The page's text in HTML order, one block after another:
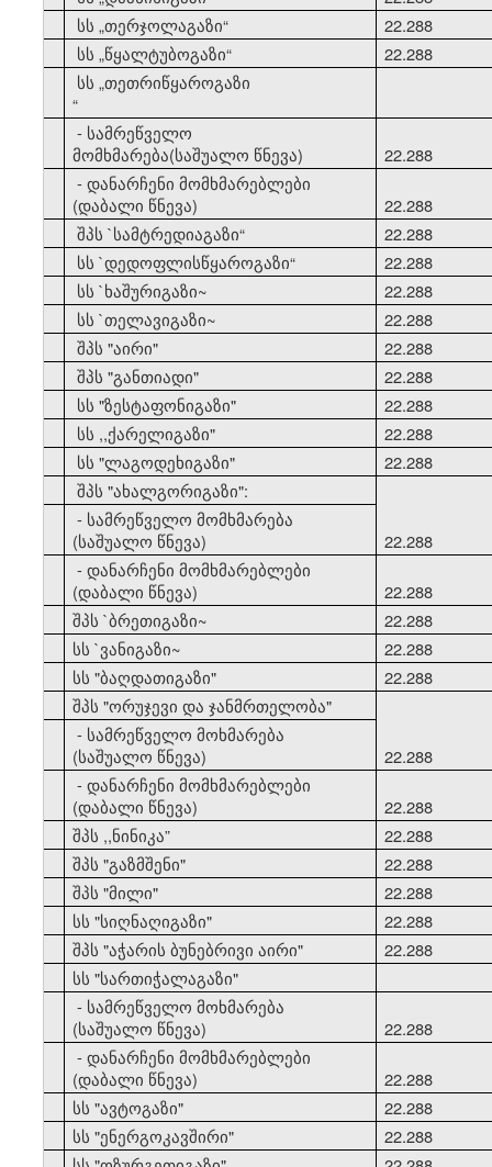
სს„თერჯოლაგაზი“
22.288
სს„წყალტუბოგაზი“ 22.288
სს„თეთრიწყაროგაზი
“
- სამრეწველო
მომხმარება(საშუალო წნევა)
22.288
- დანარჩენი მომხმარებლები
(დაბალი წნევა)
22.288
შპს `სამტრედიაგაზი“
22.288
სს `დედოფლისწყაროგაზი“
22.288
სს `ხაშურიგაზი~
22.288
სს `თელავიგაზი~
22.288
შპს "აირი"
22.288
შპს "განთიადი"
22.288
სს "ზესტაფონიგაზი"
22.288
სს ,,ქარელიგაზი"
22.288
სს "ლაგოდეხიგაზი"
22.288
შპს "ახალგორიგაზი":
- სამრეწველო მომხმარება
(საშუალო წნევა)
22.288
- დანარჩენი მომხმარებლები
(დაბალი წნევა)
22.288
შპს `ბრეთიგაზი~
22.288
სს `ვანიგაზი~
22.288
სს "ბაღდათიგაზი"
22.288
შპს "ორუჯევი და ჯანმრთელობა"
- სამრეწველო მოხმარება
(საშუალო წნევა)
22.288
- დანარჩენი მომხმარებლები
(დაბალი წნევა)
22.288
შპს ,,ნინიკა”
22.288
შპს "გაზმშენი"
22.288
შპს "მილი"
22.288
სს "სიღნაღიგაზი"
22.288
შპს "აჭარის ბუნებრივი აირი"
22.288
სს "სართიჭალაგაზი"
- სამრეწველო მოხმარება
(საშუალო წნევა)
22.288
- დანარჩენი მომხმარებლები
(დაბალი წნევა)
22.288
სს "ავტოგაზი"
22.288
სს "ენერგოკავშირი"
22.288